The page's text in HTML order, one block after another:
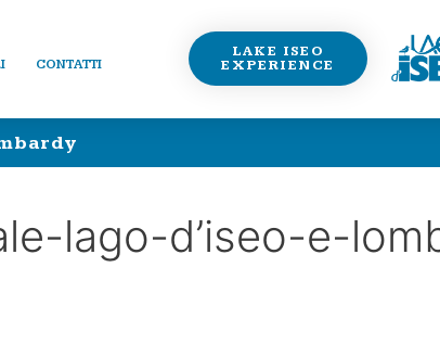
CONTATTI
LAKE ISEO
EXPERIENCE
lago-d’iseo-e-